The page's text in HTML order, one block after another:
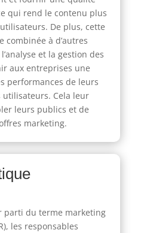
qui rend le contenu plus
De plus, cette
combinée à d’autres
et la gestion des
aux entreprises une
performances de leurs
Cela leur
leurs publics et de
marketing.
parti du terme marketing
les responsables